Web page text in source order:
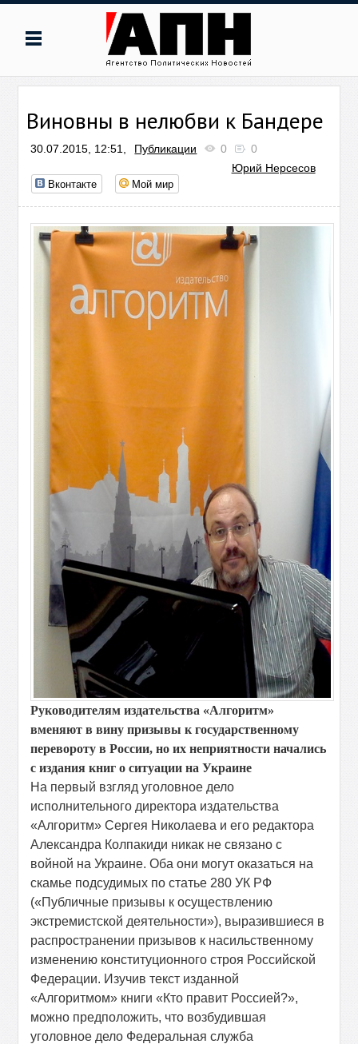
Виновны в нелюбви к Бандере
30.07.2015, 12:51, Публикации 0
0
Юрий Нерсесов
Вконтакте Мой мир
Руководителям издательства «Алгоритм»
вменяют в вину призывы к государственному
перевороту в России, но их неприятности начались
с издания книг о ситуации на Украине
На первый взгляд уголовное дело
исполнительного директора издательства
«Алгоритм» Сергея Николаева и его редактора
Александра Колпакиди никак не связано с
войной на Украине. Оба они могут оказаться на
скамье подсудимых по статье 280 УК РФ
(«Публичные призывы к осуществлению
экстремистской деятельности»), выразившиеся в
распространении призывов к насильственному
изменению конституционного строя Российской
Федерации. Изучив текст изданной
«Алгоритмом» книги «Кто правит Россией?»,
можно предположить, что возбудившая
уголовное дело Федеральная служба